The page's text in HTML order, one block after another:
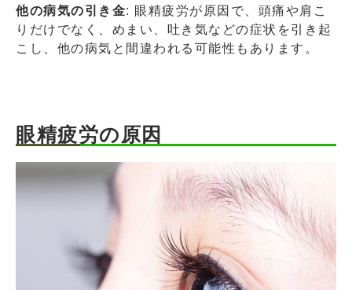
他の病気の引き金: 眼精疲労が原因で、頭痛や肩こ
りだけでなく、めまい、吐き気などの症状を引き起
こし、他の病気と間違われる可能性もあります。
眼精疲労の原因